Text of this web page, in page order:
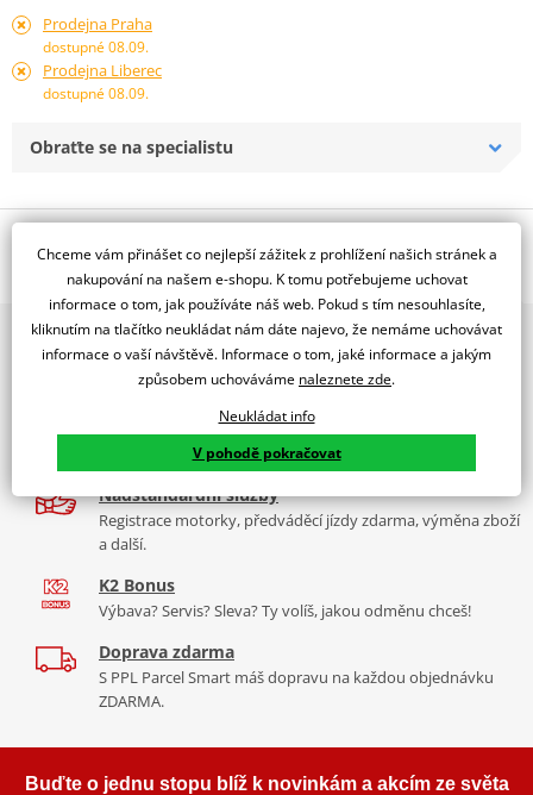
Prodejna Praha
dostupné 08.09.
Prodejna Liberec
dostupné 08.09.
Obraťte se na specialistu
Jsme autorizovaný
dealer značky RDMOTO
Suzuki DL 1000 V-Strom (14-)
Padací rámy RDMOTO nabízí maximální ochranu Vašeho
Vyráběné z kvalitního materiálu.
"Testováno zákazníky"
Cena za pár včetně montážní sady.
2x multibrand showroom
9 značek motocyklů, servis, oblečení, doplňky i náhradní
díly, to vše v Praze a Liberci
Více než 30 let zkušeností
Za řídítky motorek, v servisu i prodeji moto vybavení
Nadstandardní služby
Registrace motorky, předváděcí jízdy zdarma, výměna zboží
a další.
K2 Bonus
Výbava? Servis? Sleva? Ty volíš, jakou odměnu chceš!
Doprava zdarma
S PPL Parcel Smart máš dopravu na každou objednávku
ZDARMA.
Buďte o jednu stopu blíž k novinkám a akcím ze světa
Chceme vám přinášet co nejlepší zážitek z prohlížení našich stránek a
nakupování na našem e-shopu. K tomu potřebujeme uchovat
informace o tom, jak používáte náš web. Pokud s tím nesouhlasíte,
kliknutím na tlačítko neukládat nám dáte najevo, že nemáme uchovávat
informace o vaší návštěvě. Informace o tom, jaké informace a jakým
způsobem uchováváme naleznete zde.
Neukládat info
V pohodě pokračovat